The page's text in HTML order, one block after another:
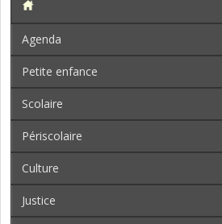
Agenda
Petite enfance
Scolaire
Périscolaire
Culture
Justice